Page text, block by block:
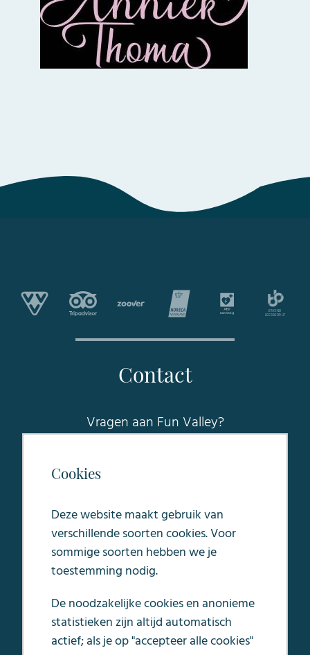
Contact
Vragen aan Fun Valley?
veelgesteldevragen of stuur een mail naar
sales@funvalleymaastricht.nl
Oosterweg 5
6245 LC Eijsden
Algemene voorwaarden
Cookies
Deze website maakt gebruik van
verschillende soorten cookies. Voor
sommige soorten hebben we je
toestemming nodig.
De noodzakelijke cookies en anonieme
statistieken zijn altijd automatisch
actief; als je op "accepteer alle cookies"